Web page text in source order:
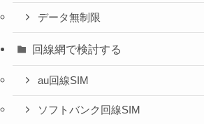
データ無制限
回線網で検討する
au回線SIM
ソフトバンク回線SIM